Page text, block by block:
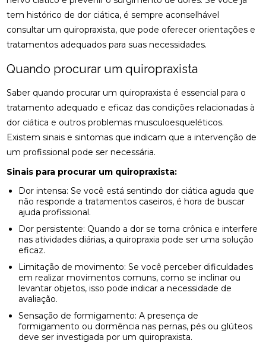
tem histórico de dor ciática, é sempre aconselhável
consultar um quiropraxista, que pode oferecer orientações e
tratamentos adequados para suas necessidades.
Quando procurar um quiropraxista
Saber quando procurar um quiropraxista é essencial para o
tratamento adequado e eficaz das condições relacionadas à
dor ciática e outros problemas musculoesqueléticos.
Existem sinais e sintomas que indicam que a intervenção de
um profissional pode ser necessária.
Sinais para procurar um quiropraxista:
Dor intensa: Se você está sentindo dor ciática aguda que
não responde a tratamentos caseiros, é hora de buscar
ajuda profissional.
Dor persistente: Quando a dor se torna crônica e interfere
nas atividades diárias, a quiropraxia pode ser uma solução
eficaz.
Limitação de movimento: Se você perceber dificuldades
em realizar movimentos comuns, como se inclinar ou
levantar objetos, isso pode indicar a necessidade de
avaliação.
Sensação de formigamento: A presença de
formigamento ou dormência nas pernas, pés ou glúteos
deve ser investigada por um quiropraxista.
DESCUBRA OS BENEFÍCIOS DA CLÍNICA DE
QUIROPRAXIA PARA SUA SAÚDE
DESCUBRA OS BENEFÍCIOS DA OSTEOPATIA
DESCUBRA OS BENEFÍCIOS DA QUIROPRAXIA NA
FISIOTERAPIA
DESCUBRA OS BENEFÍCIOS DE UMA CLÍNICA DE
OSTEOPATIA PARA SUA SAÚDE
DICAS PARA ESCOLHER A MELHOR PALMILHA PARA
JOANETE
EM QUAIS CASOS A FISIOTERAPIA É
RECOMENDADA?
ENCONTRE A CLÍNICA DE QUIROPRAXIA PERTO DE
ENCONTRE A MELHOR CLÍNICA DE QUIROPRAXIA
ENCONTRE QUIROPRAXIA PERTO DE VOCÊ
ENCONTRE QUIROPRAXIA PERTO DE VOCÊ E
MELHORE A SAÚDE